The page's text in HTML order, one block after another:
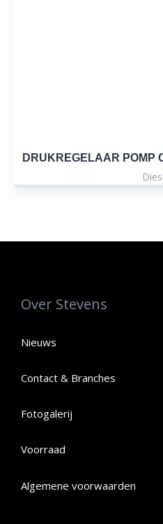
DRUKREGELAAR POMP
Over Stevens
Nieuws
Contact & Branches
Fotogalerij
Voorraad
Algemene voorwaarden